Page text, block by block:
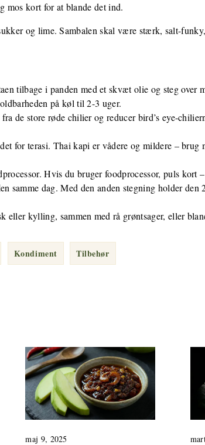
mos kort for at blande det ind.
og lime. Sambalen skal være stærk, salt-
tilbage i panden med et skvæt olie og steg over
på køl til 2-3 uger.
de store røde chilier og reducer bird’s eye-
for terasi. Thai kapi er vådere og mildere – brug
Hvis du bruger foodprocessor, puls kort
samme dag. Med den anden stegning holder
eller kylling, sammen med rå grøntsager, eller
Kondiment Tilbehør
maj 9, 2025